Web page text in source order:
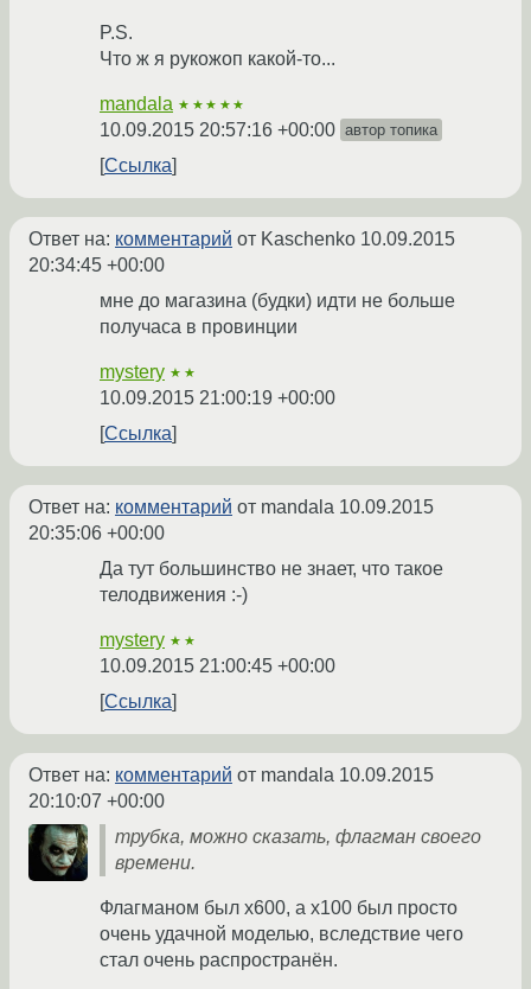
P.S.
Что ж я рукожоп какой-то...
mandala ★★★★★
10.09.2015 20:57:16 +00:00 автор топика
Ссылка
Ответ на: комментарий от Kaschenko 10.09.2015
20:34:45 +00:00
мне до магазина (будки) идти не больше
получаса в провинции
mystery ★★
10.09.2015 21:00:19 +00:00
Ссылка
Ответ на: комментарий от mandala 10.09.2015
20:35:06 +00:00
Да тут большинство не знает, что такое
телодвижения :-)
mystery ★★
10.09.2015 21:00:45 +00:00
Ссылка
Ответ на: комментарий от mandala 10.09.2015
20:10:07 +00:00
трубка, можно сказать, флагман своего
времени.
Флагманом был x600, а x100 был просто
очень удачной моделью, вследствие чего
стал очень распространён.